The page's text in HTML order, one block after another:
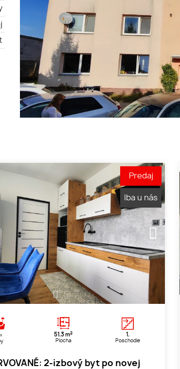
1 2 3
x 51.3 m2
Plocha
1.
Poschodie
2-izbový byt po novej
Predaj
Iba u nás